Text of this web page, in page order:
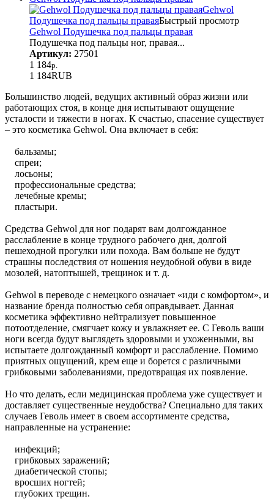
Gehwol
Подушечка под пальцы праваяБыстрый просмотр
Gehwol Подушечка под пальцы правая
Подушечка под пальцы ног, правая...
Артикул: 27501
1 184р.
1 184RUB
Большинство людей, ведущих активный образ жизни или
работающих стоя, в конце дня испытывают ощущение
усталости и тяжести в ногах. К счастью, спасение существует
– это косметика Gehwol. Она включает в себя:
бальзамы;
спреи;
лосьоны;
профессиональные средства;
лечебные кремы;
пластыри.
Средства Gehwol для ног подарят вам долгожданное
расслабление в конце трудного рабочего дня, долгой
пешеходной прогулки или похода. Вам больше не будут
страшны последствия от ношения неудобной обуви в виде
мозолей, натоптышей, трещинок и т. д.
Gehwol в переводе с немецкого означает «иди с комфортом», и
название бренда полностью себя оправдывает. Данная
косметика эффективно нейтрализует повышенное
потоотделение, смягчает кожу и увлажняет ее. С Геволь ваши
ноги всегда будут выглядеть здоровыми и ухоженными, вы
испытаете долгожданный комфорт и расслабление. Помимо
приятных ощущений, крем еще и борется с различными
грибковыми заболеваниями, предотвращая их появление.
Но что делать, если медицинская проблема уже существует и
доставляет существенные неудобства? Специально для таких
случаев Геволь имеет в своем ассортименте средства,
направленные на устранение:
инфекций;
грибковых заражений;
диабетической стопы;
вросших ногтей;
глубоких трещин.